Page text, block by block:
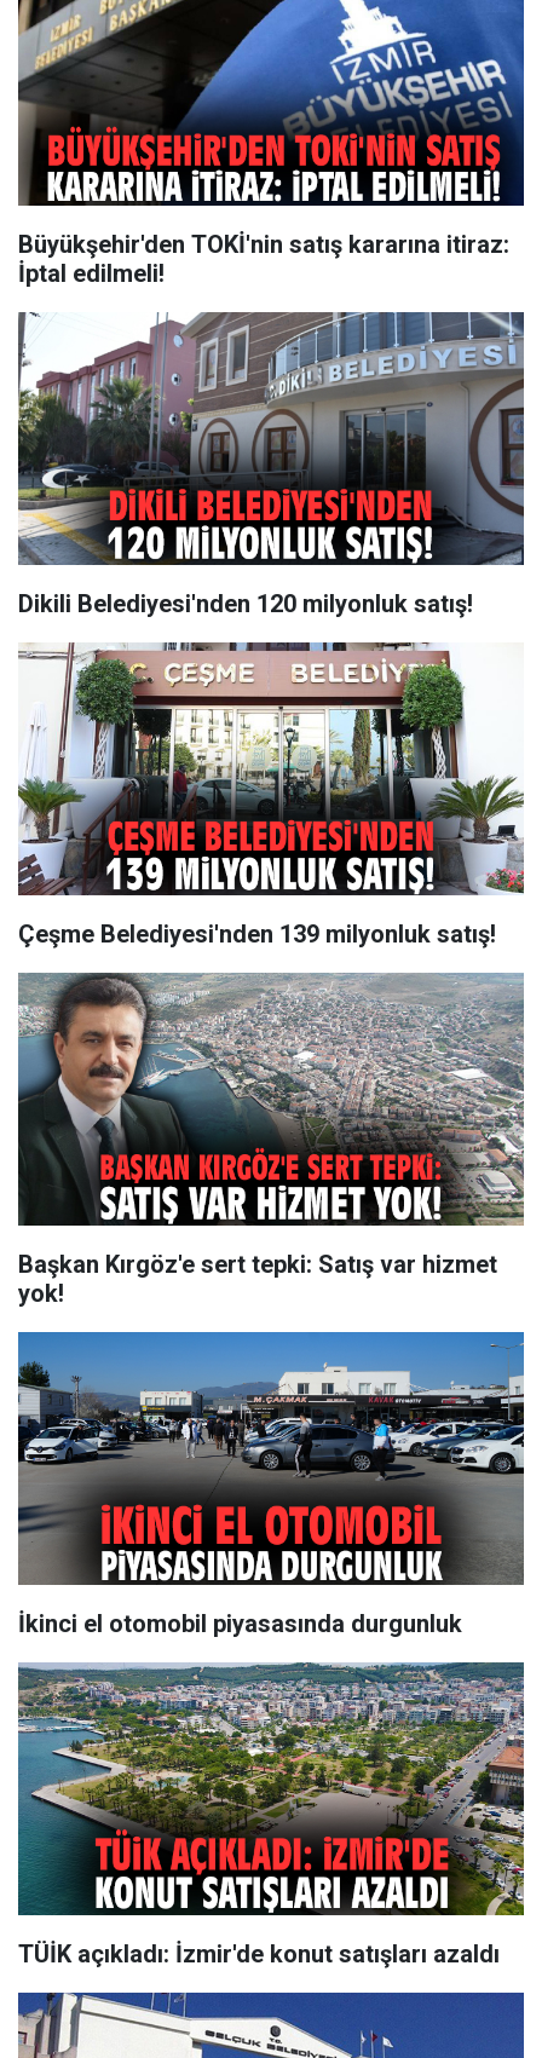
Büyükşehir'den TOKİ'nin satış kararına itiraz:
İptal edilmeli!
Dikili Belediyesi'nden 120 milyonluk satış!
Çeşme Belediyesi'nden 139 milyonluk satış!
Başkan Kırgöz'e sert tepki: Satış var hizmet
yok!
İkinci el otomobil piyasasında durgunluk
TÜİK açıkladı: İzmir'de konut satışları azaldı